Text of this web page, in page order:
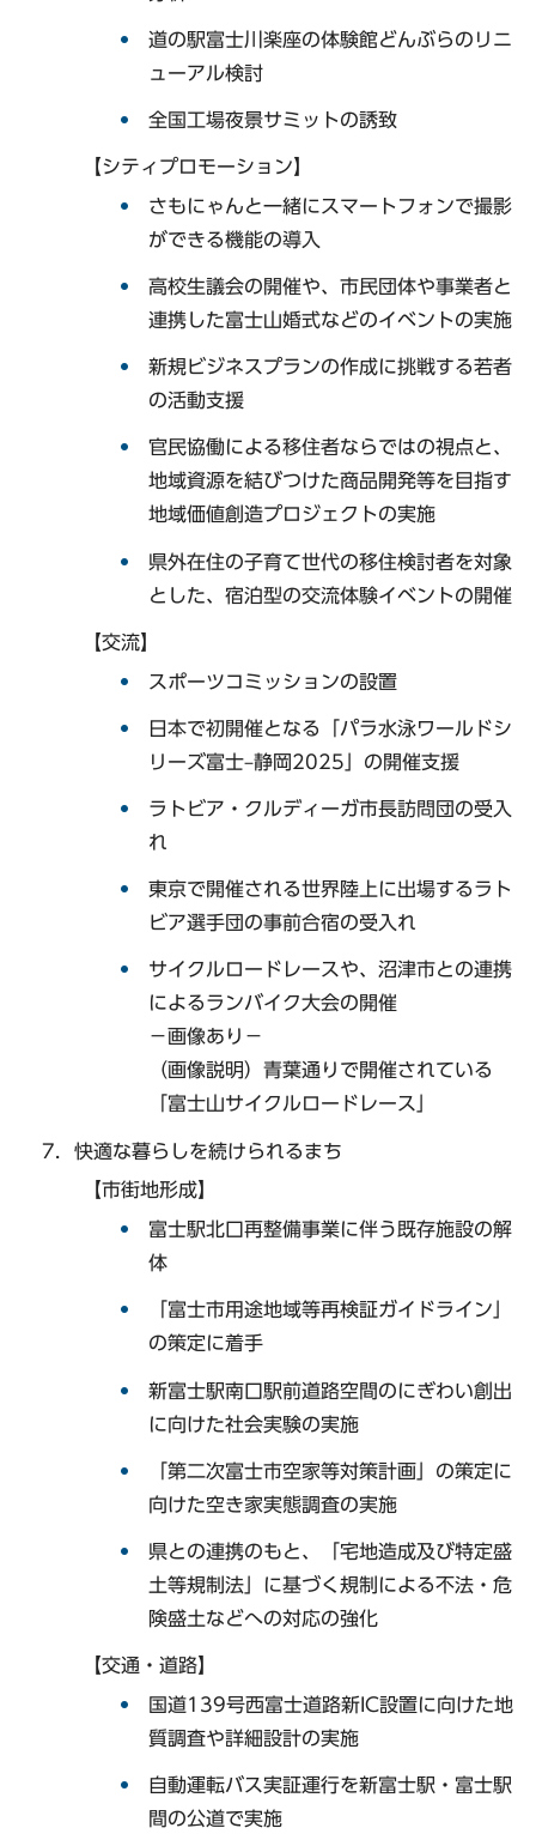
道の駅富士川楽座の体験館どんぶらのリニ
ューアル検討
全国工場夜景サミットの誘致
【シティプロモーション】
さもにゃんと一緒にスマートフォンで撮影
ができる機能の導入
高校生議会の開催や、市民団体や事業者と
連携した富士山婚式などのイベントの実施
新規ビジネスプランの作成に挑戦する若者
の活動支援
官民協働による移住者ならではの視点と、
地域資源を結びつけた商品開発等を目指す
地域価値創造プロジェクトの実施
県外在住の子育て世代の移住検討者を対象
とした、宿泊型の交流体験イベントの開催
【交流】
スポーツコミッションの設置
日本で初開催となる「パラ水泳ワールドシ
リーズ富士–静岡2025」の開催支援
ラトビア・クルディーガ市長訪問団の受入
れ
東京で開催される世界陸上に出場するラト
ビア選手団の事前合宿の受入れ
サイクルロードレースや、沼津市との連携
によるランバイク大会の開催
−画像あり−
（画像説明）青葉通りで開催されている
「富士山サイクルロードレース」
快適な暮らしを続けられるまち
【市街地形成】
富士駅北口再整備事業に伴う既存施設の解
体
「富士市用途地域等再検証ガイドライン」
の策定に着手
新富士駅南口駅前道路空間のにぎわい創出
に向けた社会実験の実施
「第二次富士市空家等対策計画」の策定に
向けた空き家実態調査の実施
県との連携のもと、「宅地造成及び特定盛
土等規制法」に基づく規制による不法・危
険盛土などへの対応の強化
【交通・道路】
国道139号西富士道路新IC設置に向けた地
質調査や詳細設計の実施
自動運転バス実証運行を新富士駅・富士駅
間の公道で実施